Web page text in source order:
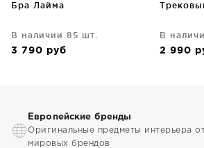
Бра Лайма
В наличии 85 шт.
3 790 руб
В
2 990
Европейские бренды
Оригинальные предметы интерьера
мировых брендов